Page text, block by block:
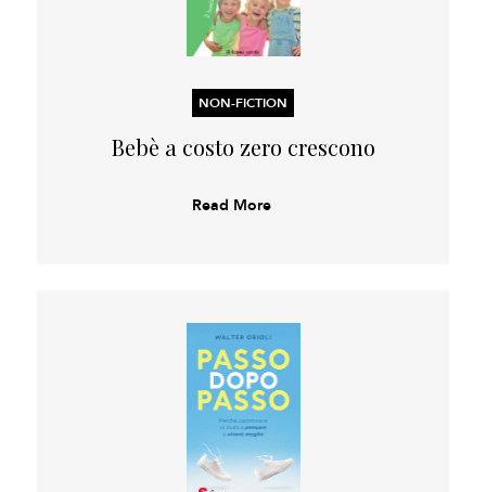
NON-FICTION
Bebè a costo zero crescono
Read More